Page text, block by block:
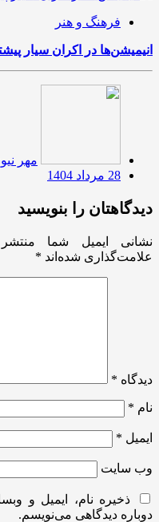
فرهنگ و هنر
انیمیشن‌ها در اکران سیار
مهر
28 مرداد 1404
دیدگاهتان را بنویسید
نشانی ایمیل شما
علامت‌گذاری شده‌اند *
دیدگاه *
نام *
ایمیل *
وب‌ سایت
ذخیره نام، ایمیل و
دوباره دیدگاهی می‌نویسم.